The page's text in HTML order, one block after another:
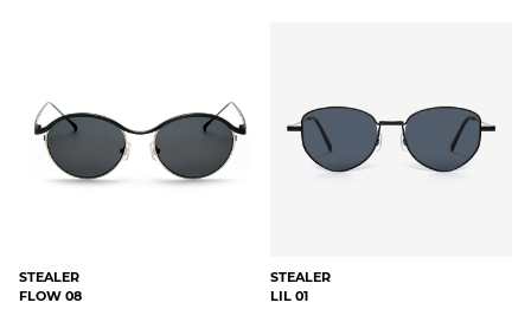
STEALER
FLOW 08
STEALER
LIL 01